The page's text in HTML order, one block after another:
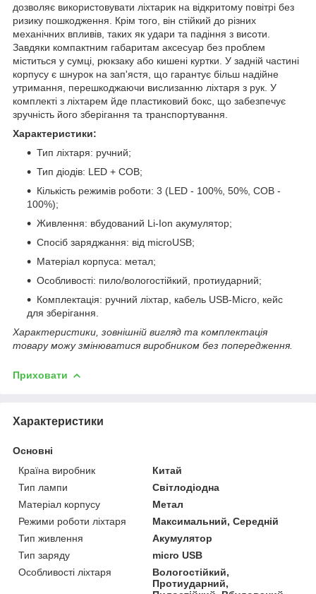
дозволяє використовувати ліхтарик на відкритому повітрі без
ризику пошкодження. Крім того, він стійкий до різних
механічних впливів, таких як удари та падіння з висоти.
Завдяки компактним габаритам аксесуар без проблем
міститься у сумці, рюкзаку або кишені куртки. У задній частині
корпусу є шнурок на зап'ястя, що гарантує більш надійне
утримання, перешкоджаючи вислизанню ліхтаря з рук. У
комплекті з ліхтарем йде пластиковий бокс, що забезпечує
зручність його зберігання та транспортування.
Характеристики:
Тип ліхтаря: ручний;
Тип діодів: LED + COB;
Кількість режимів роботи: 3 (LED - 100%, 50%, COB -
100%);
Живлення: вбудований Li-Ion акумулятор;
Спосіб заряджання: від microUSB;
Матеріал корпуса: метал;
Особливості: пило/вологостійкий, протиударний;
Комплектація: ручний ліхтар, кабель USB-Micro, кейс
для зберігання.
Характеристики, зовнішній вигляд та комплектація
товару можу змінюватися виробником без попередження.
Приховати
Характеристики
Основні
Країна виробник
Китай
Тип лампи
Світлодіодна
Матеріал корпусу
Метал
Режими роботи ліхтаря
Максимальний, Середній
Тип живлення
Акумулятор
Тип заряду
micro USB
Особливості ліхтаря
Вологостійкий,
Протиударний,